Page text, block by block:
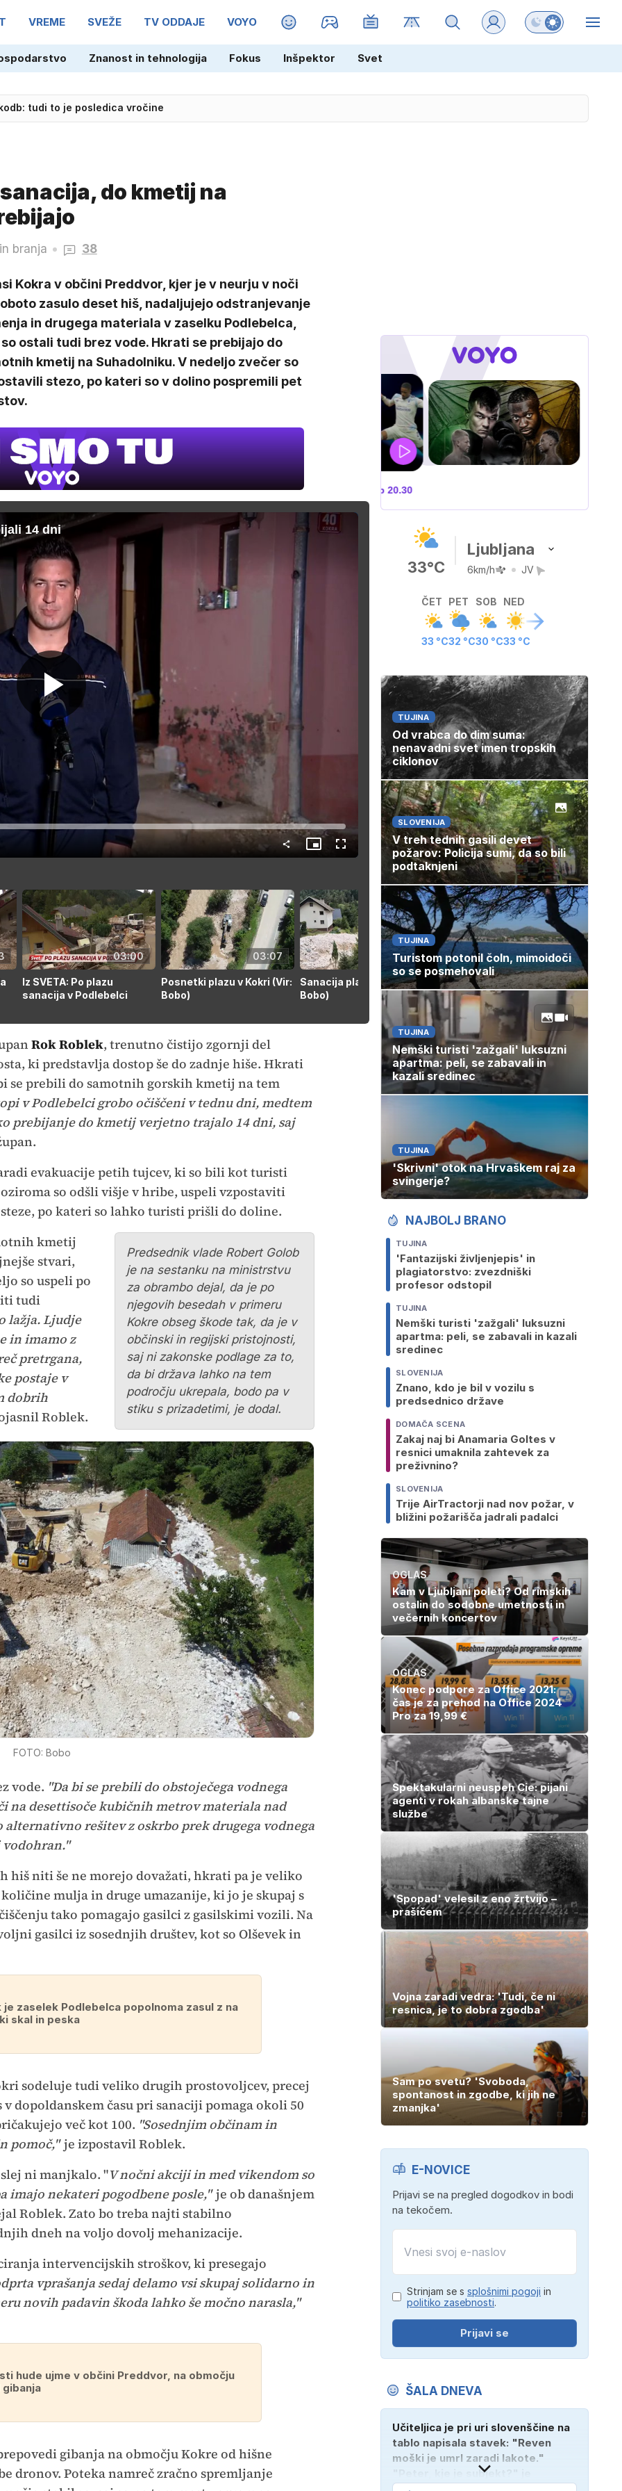
VREME SVEŽE TV ODDAJE VOYO MAGAZIN Preklopi barvni
Znanost in tehnologija Fokus Inšpektor Svet
tudi to je posledica vročine
do kmetij na
branja 38
Kokra v občini Preddvor, kjer je v neurju v noči
zasulo deset hiš, nadaljujejo odstranjevanje
in drugega materiala v zaselku Podlebelca,
ostali tudi brez vode. Hkrati se prebijajo do
kmetij na Suhadolniku. V nedeljo zvečer so
stezo, po kateri so v dolino pospremili pet
14 dni
Predvajaj
Slika
v
Celozaslonski
način
03:00
Iz SVETA: Po plazu
sanacija v Podlebelci
03:07
Posnetki plazu v Kokri (Vir:
Bobo)
00:42
Sanacija plazu v Kokri (Vir:
Bobo)
Rok Roblek, trenutno čistijo zgornji del
ki predstavlja dostop še do zadnje hiše. Hkrati
se prebili do samotnih gorskih kmetij na tem
v Podlebelci grobo očiščeni v tednu dni, medtem
prebijanje do kmetij verjetno trajalo 14 dni, saj
evakuacije petih tujcev, ki so bili kot turisti
so odšli višje v hribe, uspeli vzpostaviti
po kateri so lahko turisti prišli do doline.
Predsednik vlade Robert Golob
je na sestanku na ministrstvu
za obrambo dejal, da je po
njegovih besedah v primeru
Kokre obseg škode tak, da je v
občinski in regijski pristojnosti,
saj ni zakonske podlage za to,
da bi država lahko na tem
področju ukrepala, bodo pa v
stiku s prizadetimi, je dodal.
kmetij
stvari,
so uspeli po
tudi
lažja. Ljudje
in imamo z
pretrgana,
postaje v
dobrih
Roblek.
FOTO: Bobo
vode. "Da bi se prebili do obstoječega vodnega
na desettisoče kubičnih metrov materiala nad
alternativno rešitev z oskrbo prek drugega vodnega
hiš niti še ne morejo dovažati, hkrati pa je veliko
mulja in druge umazanije, ki jo je skupaj s
tako pomagajo gasilci z gasilskimi vozili. Na
gasilci iz sosednjih društev, kot so Olševek in
je zaselek Podlebelca popolnoma zasul z na
skal in peska
sodeluje tudi veliko drugih prostovoljcev, precej
dopoldanskem času pri sanaciji pomaga okoli 50
več kot 100. "Sosednjim občinam in
pomoč,"je izpostavil Roblek.
ni manjkalo. "V nočni akciji in med vikendom so
imajo nekateri pogodbene posle,"je ob današnjem
Roblek. Zato bo treba najti stabilno
dneh na voljo dovolj mehanizacije.
intervencijskih stroškov, ki presegajo
vprašanja sedaj delamo vsi skupaj solidarno in
novih padavin škoda lahko še močno narasla,"
hude ujme v občini Preddvor, na območju
gibanja na območju Kokre od hišne
dronov. Poteka namreč zračno spremljanje
ZUFFA BOXING 10
V živo na VOYO: sobota ob
20.00
33°C
Ljubljana
6km/h JV
ČET
33 °C
PET
32 °C
SOB
30 °C
NED
33 °C
TUJINA
Od vrabca do dim suma:
nenavadni svet imen tropskih
ciklonov
SLOVENIJA
V treh tednih gasili devet
požarov: Policija sumi, da so bili
podtaknjeni
TUJINA
Turistom potonil čoln, mimoidoči
so se posmehovali
TUJINA
Nemški turisti 'zažgali' luksuzni
apartma: peli, se zabavali in
kazali sredinec
TUJINA
'Skrivni' otok na Hrvaškem raj za
svingerje?
NAJBOLJ BRANO
TUJINA
'Fantazijski življenjepis' in
plagiatorstvo: zvezdniški
profesor odstopil
TUJINA
Nemški turisti 'zažgali' luksuzni
apartma: peli, se zabavali in kazali
sredinec
SLOVENIJA
Znano, kdo je bil v vozilu s
predsednico države
DOMAČA SCENA
Zakaj naj bi Anamaria Goltes v
resnici umaknila zahtevek za
preživnino?
SLOVENIJA
Trije AirTractorji nad nov požar, v
bližini požarišča jadrali padalci
OGLAS
Kam v Ljubljani poleti? Od rimskih
ostalin do sodobne umetnosti in
večernih koncertov
OGLAS
Konec podpore za Office 2021:
čas je za prehod na Office 2024
Pro za 19,99 €
Spektakularni neuspeh Cie: pijani
agenti v rokah albanske tajne
službe
'Spopad' velesil z eno žrtvijo –
prašičem
Vojna zaradi vedra: 'Tudi, če ni
resnica, je to dobra zgodba'
Sam po svetu? 'Svoboda,
spontanost in zgodbe, ki jih ne
zmanjka'
E-NOVICE
Prijavi se na pregled dogodkov in bodi
na tekočem.
Strinjam se s splošnimi pogoji in
politiko zasebnosti.
Prijavi se
ŠALA DNEVA
Učiteljica je pri uri slovenščine na
tablo napisala stavek: "Reven
moški je umrl zaradi lakote."
"Peter, kje je subjekt?" je